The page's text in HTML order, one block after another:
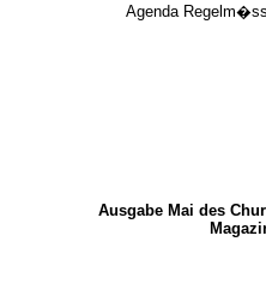
Agenda
Ausgabe Mai des